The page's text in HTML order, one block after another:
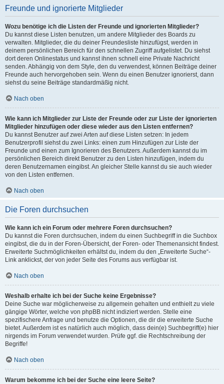
Freunde und ignorierte Mitglieder
Wozu benötige ich die Listen der Freunde und ignorierten Mitglieder?
Du kannst diese Listen benutzen, um andere Mitglieder des Boards zu
verwalten. Mitglieder, die du deiner Freundesliste hinzufügst, werden in
deinem persönlichen Bereich für den schnellen Zugriff aufgelistet. Du siehst
dort deren Onlinestatus und kannst ihnen schnell eine Private Nachricht
senden. Abhängig von dem Style, den du verwendest, können Beiträge deiner
Freunde auch hervorgehoben sein. Wenn du einen Benutzer ignorierst, dann
siehst du seine Beiträge standardmäßig nicht.
Nach oben
Wie kann ich Mitglieder zur Liste der Freunde oder zur Liste der ignorierten
Mitglieder hinzufügen oder diese wieder aus den Listen entfernen?
Du kannst Benutzer auf zwei Arten auf diese Listen setzen: In jedem
Benutzerprofil siehst du zwei Links: einen zum Hinzufügen zur Liste der
Freunde und einen zum Ignorieren des Benutzers. Außerdem kannst du im
persönlichen Bereich direkt Benutzer zu den Listen hinzufügen, indem du
deren Benutzernamen eingibst. An gleicher Stelle kannst du sie auch wieder
von den Listen entfernen.
Nach oben
Die Foren durchsuchen
Wie kann ich ein Forum oder mehrere Foren durchsuchen?
Du kannst die Foren durchsuchen, indem du einen Suchbegriff in die Suchbox
eingibst, die du in der Foren-Übersicht, der Foren- oder Themenansicht findest.
Erweiterte Suchmöglichkeiten erhältst du, indem du den „Erweiterte Suche“-
Link anklickst, der von jeder Seite des Forums aus verfügbar ist.
Nach oben
Weshalb erhalte ich bei der Suche keine Ergebnisse?
Deine Suche war möglicherweise zu allgemein gehalten und enthielt zu viele
gängige Wörter, welche von phpBB nicht indiziert werden. Stelle eine
spezifischere Anfrage und benutze die Optionen, die dir die erweiterte Suche
bietet. Außerdem ist es natürlich auch möglich, dass dein(e) Suchbegriff(e) hier
nirgends im Forum verwendet wurden. Prüfe ggf. die Rechtschreibung der
Begriffe!
Nach oben
Warum bekomme ich bei der Suche eine leere Seite?